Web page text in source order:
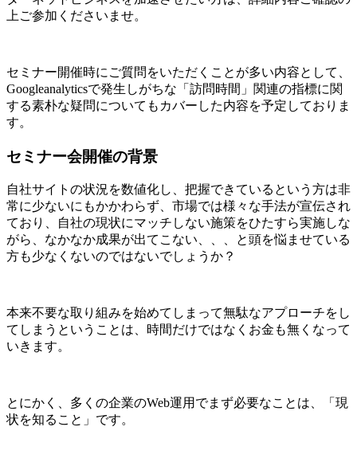
上ご参加くださいませ。
セミナー開催時にご質問をいただくことが多い内容として、
Googleanalyticsで発生しがちな「訪問時間」関連の指標に関
する素朴な疑問についてもカバーした内容を予定しておりま
す。
セミナー会開催の背景
自社サイトの状況を数値化し、把握できているという方は非
常に少ないにもかかわらず、市場では様々な手法が宣伝され
ており、自社の現状にマッチしない施策をひたすら実施しな
がら、なかなか成果が出てこない、、、と頭を悩ませている
方も少なくないのではないでしょうか？
本来不要な取り組みを始めてしまって無駄なアプローチをし
てしまうということは、時間だけではなくお金も無くなって
いきます。
とにかく、多くの企業のWeb運用でまず必要なことは、「現
状を知ること」です。